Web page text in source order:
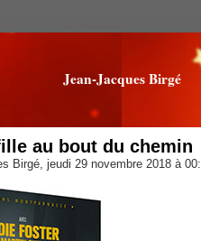
Jean-Jacques Birgé
au bout du chemin
Birgé, jeudi 29 novembre 2018 à